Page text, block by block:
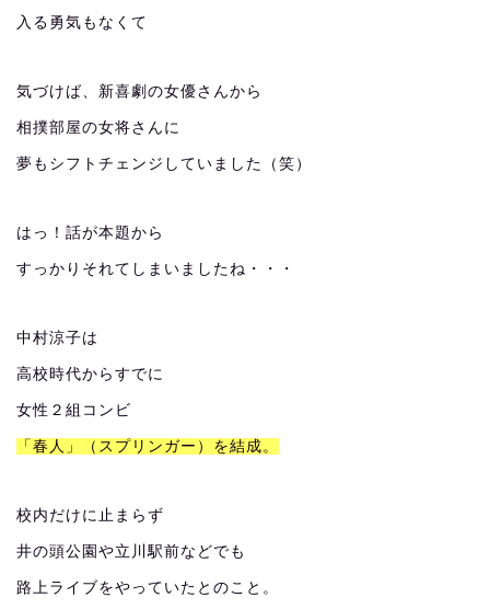
入る勇気もなくて
気づけば、新喜劇の女優さんから
相撲部屋の女将さんに
夢もシフトチェンジしていました（笑）
はっ！話が本題から
すっかりそれてしまいましたね・・・
中村涼子は
高校時代からすでに
女性２組コンビ
「春人」（スプリンガー）を結成。
校内だけに止まらず
井の頭公園や立川駅前などでも
路上ライブをやっていたとのこと。